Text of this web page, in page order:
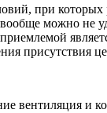
при
можно не
присутствия
вентиляция и